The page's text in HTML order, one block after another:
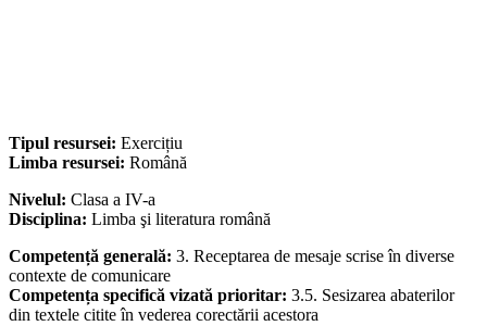
Tipul resursei: Exercițiu
Limba resursei: Română
Nivelul: Clasa a IV-a
Disciplina: Limba şi literatura română
Competență generală: 3. Receptarea de mesaje scrise în diverse
contexte de comunicare
Competența specifică vizată prioritar: 3.5. Sesizarea abaterilor
din textele citite în vederea corectării acestora